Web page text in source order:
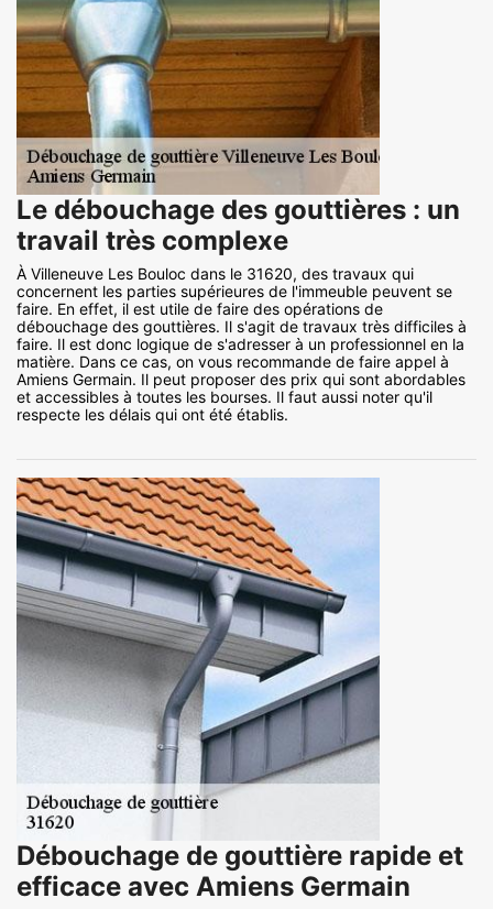
Le débouchage des gouttières : un
travail très complexe
À Villeneuve Les Bouloc dans le 31620, des travaux qui
concernent les parties supérieures de l'immeuble peuvent se
faire. En effet, il est utile de faire des opérations de
débouchage des gouttières. Il s'agit de travaux très difficiles à
faire. Il est donc logique de s'adresser à un professionnel en la
matière. Dans ce cas, on vous recommande de faire appel à
Amiens Germain. Il peut proposer des prix qui sont abordables
et accessibles à toutes les bourses. Il faut aussi noter qu'il
respecte les délais qui ont été établis.
Débouchage de gouttière rapide et
efficace avec Amiens Germain